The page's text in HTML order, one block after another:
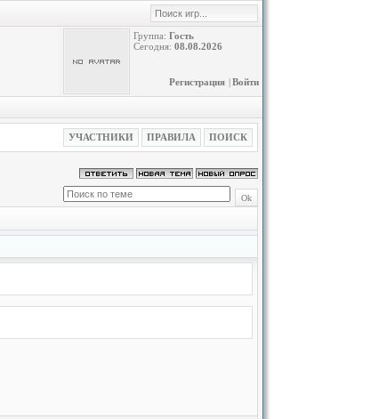
Группа: Гость
Сегодня: 08.08.2026
Войти
|
Регистрация
УЧАСТНИКИ ПРАВИЛА ПОИСК